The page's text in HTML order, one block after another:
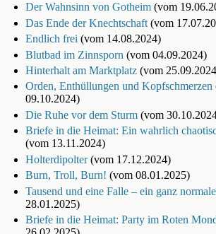
Der Wahnsinn von Gotheim(vom
Das Ende der Knechtschaft(vom
Endlich frei (vom 14.08.2024)
Blutbad im Zinnsporn (vom 04.09.2024)
Hinterhalt am Marktplatz(vom
Orden, Enthüllungen und Kopfschmerzen
09.10.2024)
Die Ruhe vor dem Sturm(vom
Briefe in die Heimat: Ein wahrlich
(vom 13.11.2024)
Holterdipolter(vom 17.12.2024)
Burn, Troll, Burn! (vom 08.01.2025)
Tausend und eine Falle – ein ganz
28.01.2025)
Briefe in die Heimat: Party im Roten